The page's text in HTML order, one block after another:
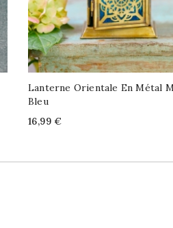
Lanterne Orientale En Métal
Bleu
Price
16,99 €